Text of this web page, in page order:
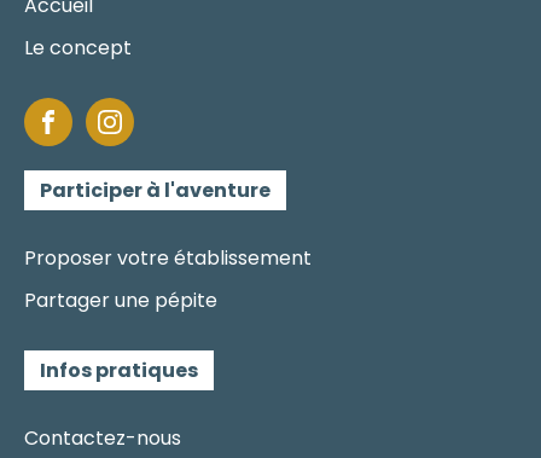
Le concept
Participer à l'aventure
Proposer votre établissement
Partager une pépite
Infos pratiques
Contactez-nous